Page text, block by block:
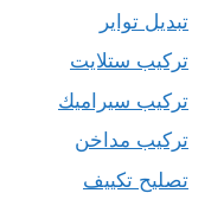
تبديل تواير
تركيب ستلايت
تركيب سيراميك
تركيب مداخن
تصليح تكييف